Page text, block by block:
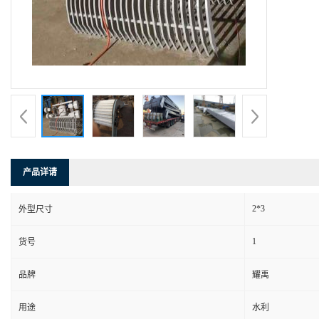
产品详请
外型尺寸 2*3
货号 1
品牌 耀禹
用途 水利